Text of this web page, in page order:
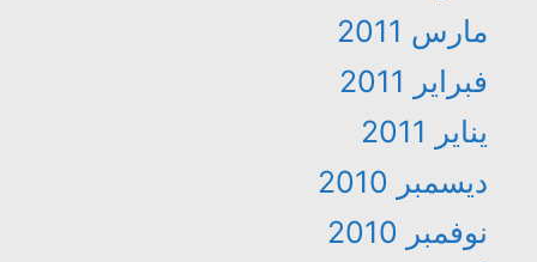
مارس 2011
فبراير 2011
يناير 2011
ديسمبر 2010
نوفمبر 2010